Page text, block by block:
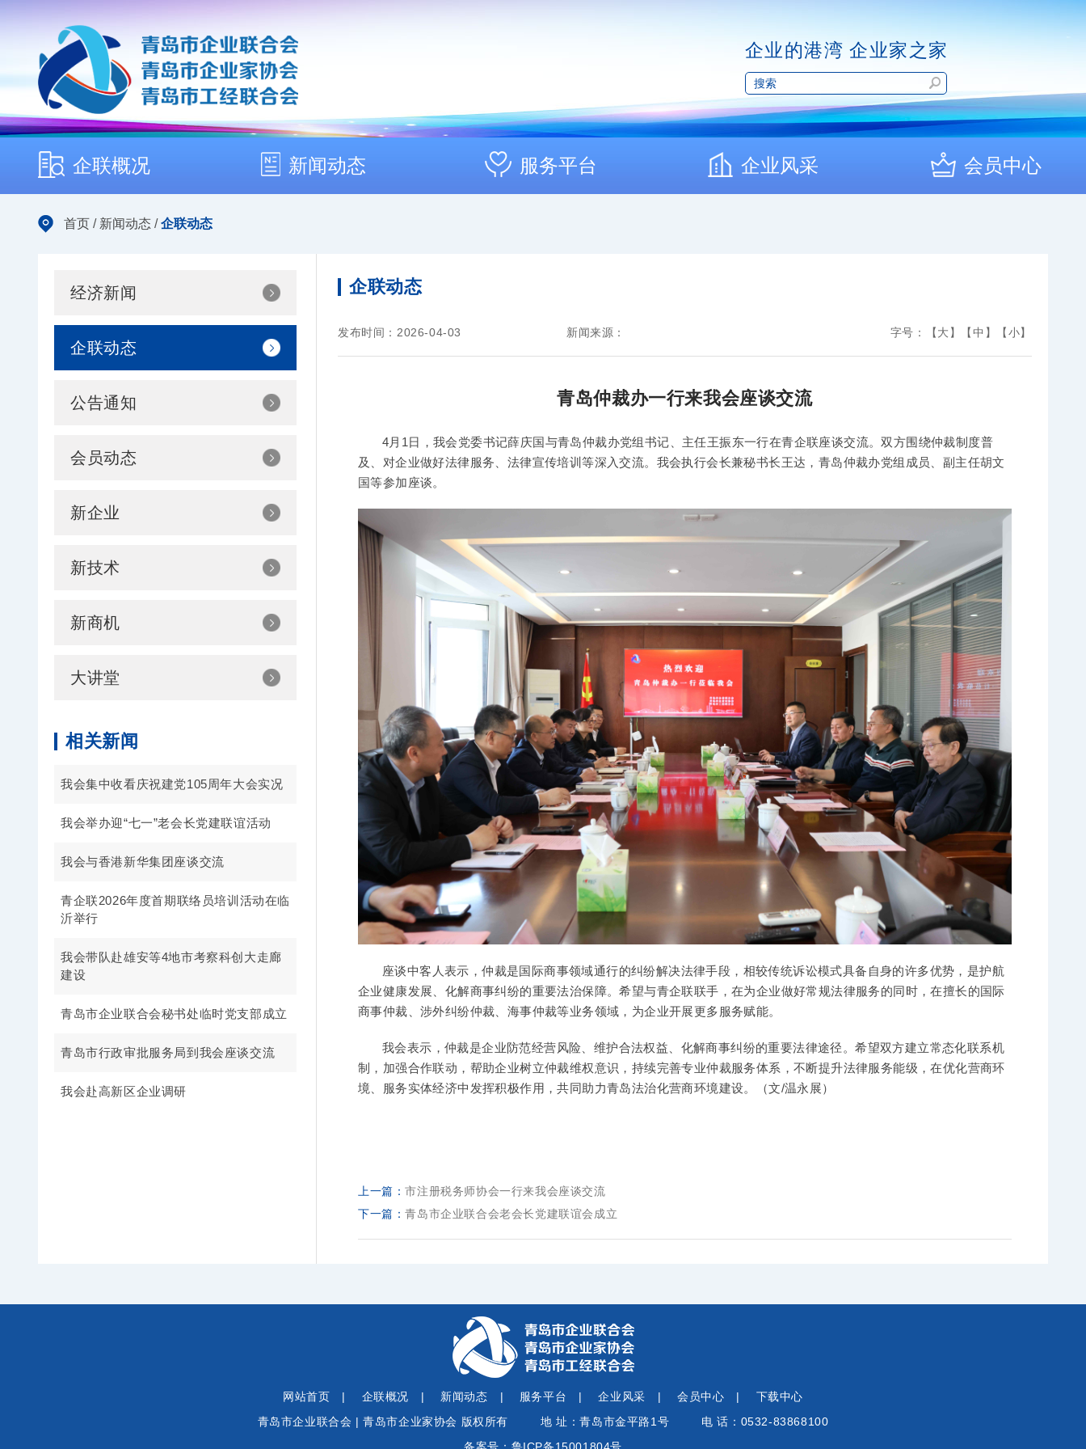
企业的港湾 企业家之家
企联概况 新闻动态 服务平台 企业风采 会员中心
首页 / 新闻动态 /企联动态
经济新闻
企联动态
公告通知
会员动态
新企业
新技术
新商机
大讲堂
相关新闻
我会集中收看庆祝建党105周年大会实况
我会举办迎“七一”老会长党建联谊活动
我会与香港新华集团座谈交流
青企联2026年度首期联络员培训活动在临
沂举行
我会带队赴雄安等4地市考察科创大走廊
建设
青岛市企业联合会秘书处临时党支部成立
青岛市行政审批服务局到我会座谈交流
我会赴高新区企业调研
企联动态
发布时间：2026-04-03 新闻来源： 字号： 【大】 【中】 【小】
青岛仲裁办一行来我会座谈交流
4月1日，我会党委书记薛庆国与青岛仲裁办党组书记、主任王振东一行在青企联座谈交流。双方围绕仲裁制度普
及、对企业做好法律服务、法律宣传培训等深入交流。我会执行会长兼秘书长王达，青岛仲裁办党组成员、副主任胡文
国等参加座谈。
座谈中客人表示，仲裁是国际商事领域通行的纠纷解决法律手段，相较传统诉讼模式具备自身的许多优势，是护航
企业健康发展、化解商事纠纷的重要法治保障。希望与青企联联手，在为企业做好常规法律服务的同时，在擅长的国际
商事仲裁、涉外纠纷仲裁、海事仲裁等业务领域，为企业开展更多服务赋能。
我会表示，仲裁是企业防范经营风险、维护合法权益、化解商事纠纷的重要法律途径。希望双方建立常态化联系机
制，加强合作联动，帮助企业树立仲裁维权意识，持续完善专业仲裁服务体系，不断提升法律服务能级，在优化营商环
境、服务实体经济中发挥积极作用，共同助力青岛法治化营商环境建设。（文/温永展）
上一篇：市注册税务师协会一行来我会座谈交流
下一篇：青岛市企业联合会老会长党建联谊会成立
网站首页 | 企联概况 | 新闻动态 | 服务平台 | 企业风采 | 会员中心 |
下载中心
青岛市企业联合会 | 青岛市企业家协会 版权所有
地 址：青岛市金平路1号
电 话：0532-83868100